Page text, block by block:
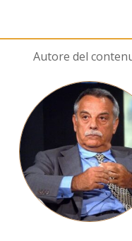
Autore del